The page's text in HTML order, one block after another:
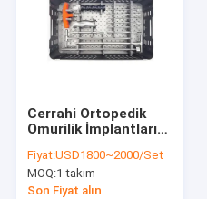
Cerrahi Ortopedik
Omurilik İmplantları
Bağlama
Enstrümanları Seti
Fiyat:USD1800~2000/Set
MOQ:1 takım
Son Fiyat alın